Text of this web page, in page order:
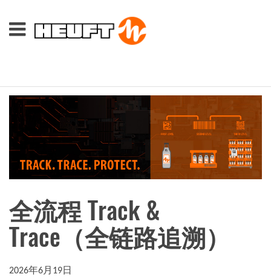
全流程 Track &
Trace（全链路追溯）
2026年6月19日